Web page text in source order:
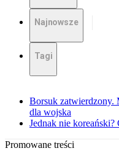
Najnowsze
Tagi
Borsuk zatwierdzony.
dla wojska
Jednak nie
Promowane treści